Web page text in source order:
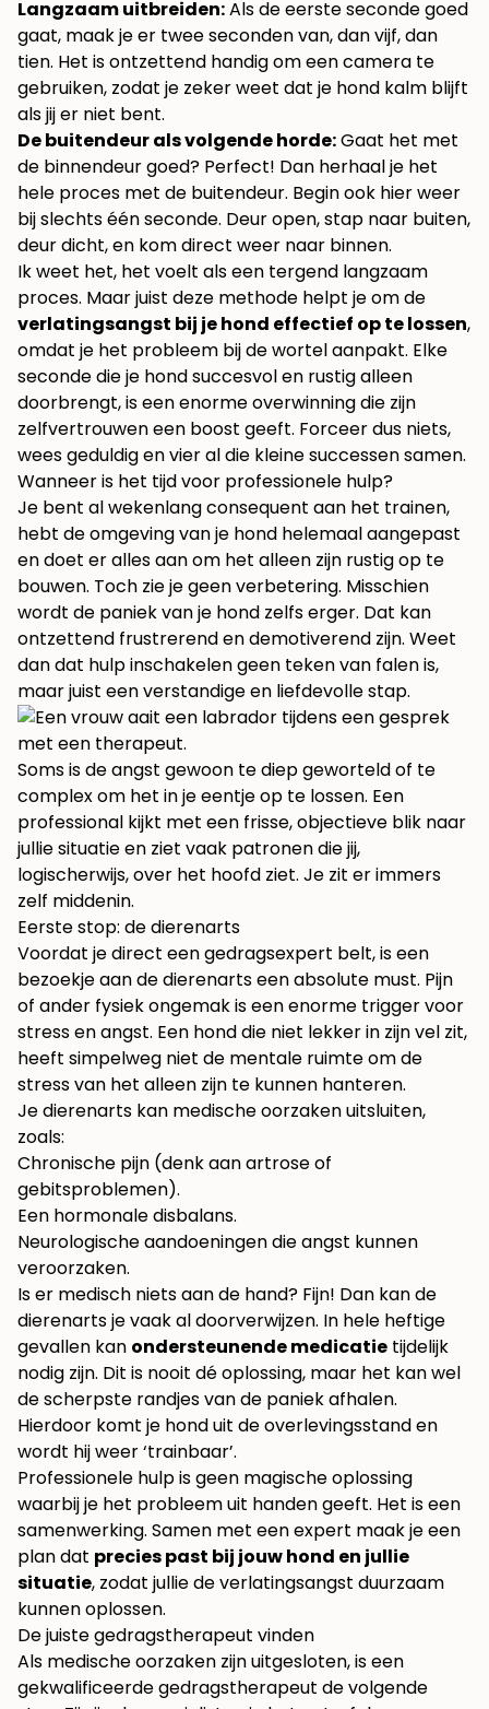
Langzaam uitbreiden:Als de eerste seconde goed
gaat, maak je er twee seconden van, dan vijf, dan
tien. Het is ontzettend handig om een camera te
gebruiken, zodat je zeker weet dat je hond kalm blijft
als jij er niet bent.
De buitendeur als volgende horde:Gaat het met
de binnendeur goed? Perfect! Dan herhaal je het
hele proces met de buitendeur. Begin ook hier weer
bij slechts één seconde. Deur open, stap naar buiten,
deur dicht, en kom direct weer naar binnen.
Ik weet het, het voelt als een tergend langzaam
proces. Maar juist deze methode helpt je om de
verlatingsangst bij je hond effectief op te lossen,
omdat je het probleem bij de wortel aanpakt. Elke
seconde die je hond succesvol en rustig alleen
doorbrengt, is een enorme overwinning die zijn
zelfvertrouwen een boost geeft. Forceer dus niets,
wees geduldig en vier al die kleine successen samen.
Wanneer is het tijd voor professionele hulp?
Je bent al wekenlang consequent aan het trainen,
hebt de omgeving van je hond helemaal aangepast
en doet er alles aan om het alleen zijn rustig op te
bouwen. Toch zie je geen verbetering. Misschien
wordt de paniek van je hond zelfs erger. Dat kan
ontzettend frustrerend en demotiverend zijn. Weet
dan dat hulp inschakelen geen teken van falen is,
maar juist een verstandige en liefdevolle stap.
Soms is de angst gewoon te diep geworteld of te
complex om het in je eentje op te lossen. Een
professional kijkt met een frisse, objectieve blik naar
jullie situatie en ziet vaak patronen die jij,
logischerwijs, over het hoofd ziet. Je zit er immers
zelf middenin.
Eerste stop: de dierenarts
Voordat je direct een gedragsexpert belt, is een
bezoekje aan de dierenarts een absolute must. Pijn
of ander fysiek ongemak is een enorme trigger voor
stress en angst. Een hond die niet lekker in zijn vel zit,
heeft simpelweg niet de mentale ruimte om de
stress van het alleen zijn te kunnen hanteren.
Je dierenarts kan medische oorzaken uitsluiten,
zoals:
Chronische pijn (denk aan artrose of
gebitsproblemen).
Een hormonale disbalans.
Neurologische aandoeningen die angst kunnen
veroorzaken.
Is er medisch niets aan de hand? Fijn! Dan kan de
dierenarts je vaak al doorverwijzen. In hele heftige
gevallen kan ondersteunende medicatie tijdelijk
nodig zijn. Dit is nooit dé oplossing, maar het kan wel
de scherpste randjes van de paniek afhalen.
Hierdoor komt je hond uit de overlevingsstand en
wordt hij weer ‘trainbaar’.
Professionele hulp is geen magische oplossing
waarbij je het probleem uit handen geeft. Het is een
samenwerking. Samen met een expert maak je een
plan dat precies past bij jouw hond en jullie
situatie, zodat jullie de verlatingsangst duurzaam
kunnen oplossen.
De juiste gedragstherapeut vinden
Als medische oorzaken zijn uitgesloten, is een
gekwalificeerde gedragstherapeut de volgende